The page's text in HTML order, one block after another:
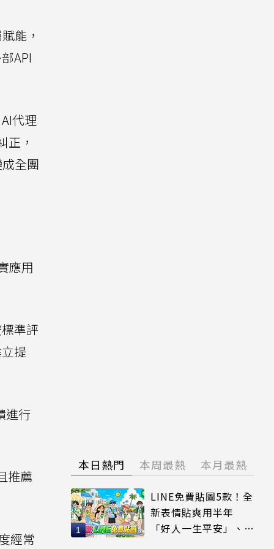
能，
API
代理
正，
全團
應用
準評
提
進行
推薦
經常
本日熱門 本周最熱 本月最熱
LINE免費貼圖5款！全
新表情貼爽用半年
「好人一生平安」、